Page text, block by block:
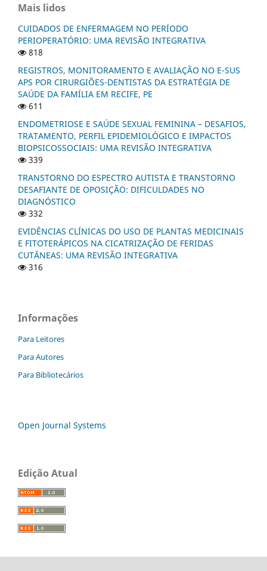
Mais lidos
CUIDADOS DE ENFERMAGEM NO PERÍODO
PERIOPERATÓRIO: UMA REVISÃO INTEGRATIVA
818
REGISTROS, MONITORAMENTO E AVALIAÇÃO NO E-SUS
APS POR CIRURGIÕES-DENTISTAS DA ESTRATÉGIA DE
SAÚDE DA FAMÍLIA EM RECIFE, PE
611
ENDOMETRIOSE E SAÚDE SEXUAL FEMININA – DESAFIOS,
TRATAMENTO, PERFIL EPIDEMIOLÓGICO E IMPACTOS
BIOPSICOSSOCIAIS: UMA REVISÃO INTEGRATIVA
339
TRANSTORNO DO ESPECTRO AUTISTA E TRANSTORNO
DESAFIANTE DE OPOSIÇÃO: DIFICULDADES NO
DIAGNÓSTICO
332
EVIDÊNCIAS CLÍNICAS DO USO DE PLANTAS MEDICINAIS
E FITOTERÁPICOS NA CICATRIZAÇÃO DE FERIDAS
CUTÂNEAS: UMA REVISÃO INTEGRATIVA
316
Informações
Para Leitores
Para Autores
Para Bibliotecários
Open Journal Systems
Edição Atual